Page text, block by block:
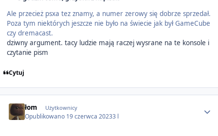
Ale przecież psxa tez znamy, a numer zerowy się dobrze sprzedał.
Poza tym niektórych jeszcze nie było na świecie jak był GameCube
czy dremacast.
dziwny argument. tacy ludzie mają raczej wysrane na te konsole i
czytanie pism
Cytuj
łom Użytkownicy
Opublikowano 19 czerwca 20233 l